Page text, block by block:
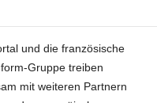
und die französische
Gruppe treiben
mit weiteren Partnern